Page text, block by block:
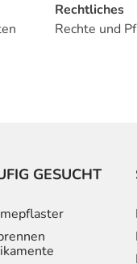
Rechtliches
Rechte und
GESUCHT